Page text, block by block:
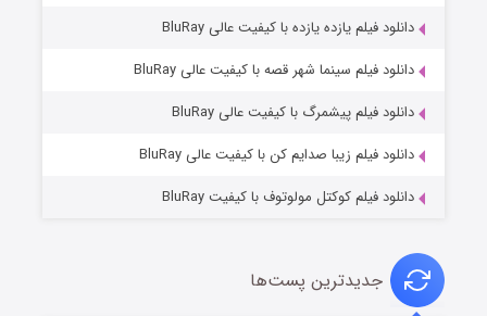
دانلود فیلم یازده یازده با کیفیت عالی BluRay
دانلود فیلم سینما شهر قصه با کیفیت عالی BluRay
دانلود فیلم پیشمرگ با کیفیت عالی BluRay
دانلود فیلم زیبا صدایم کن با کیفیت عالی BluRay
دانلود فیلم کوکتل مولوتوف با کیفیت BluRay
جدیدترین پست‌ها